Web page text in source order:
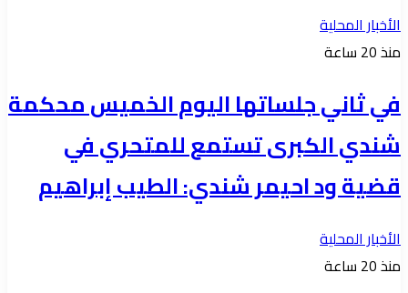
الأخبار المحلية
منذ 20 ساعة
في ثاني جلساتها اليوم الخميس محكمة
شندي الكبرى تستمع للمتحري في
قضية ود احيمر شندي: الطيب إبراهيم
الأخبار المحلية
منذ 20 ساعة